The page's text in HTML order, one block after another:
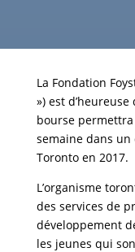
La Fondation
») est
bourse
semaine dans un
Toronto en 2017.
L’organisme
des services de
développement
les jeunes qui